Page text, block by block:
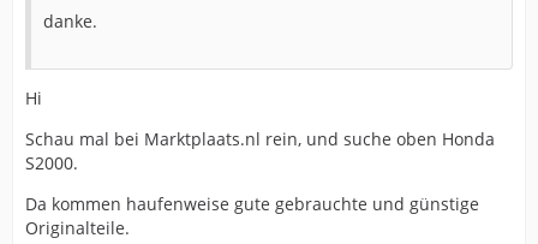
danke.
Hi
Schau mal bei Marktplaats.nl rein, und suche oben Honda
S2000.
Da kommen haufenweise gute gebrauchte und günstige
Originalteile.